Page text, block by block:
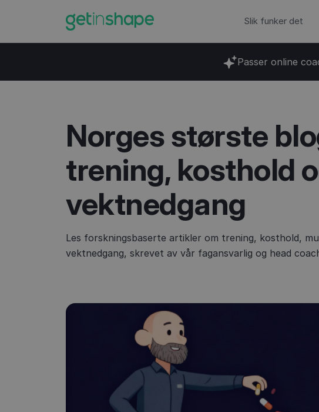
Slik funker det
Passer online
Norges største
trening, kosthold
vektnedgang
Les forskningsbaserte artikler om trening, kosthold,
vektnedgang, skrevet av vår fagansvarlig og head